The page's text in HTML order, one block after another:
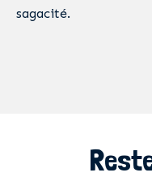
sagacité.